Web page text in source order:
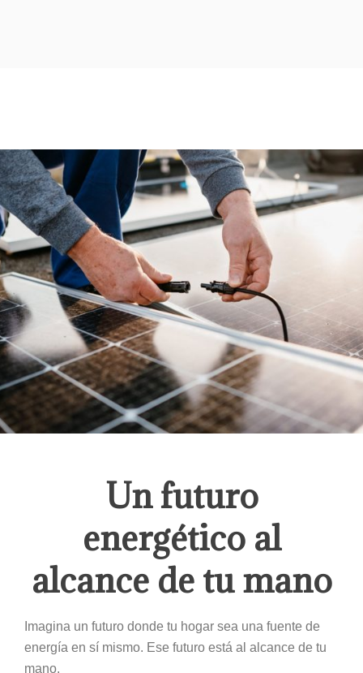
Un futuro
energético al
alcance de tu mano
Imagina un futuro donde tu hogar sea una fuente de
energía en sí mismo. Ese futuro está al alcance de tu
mano.